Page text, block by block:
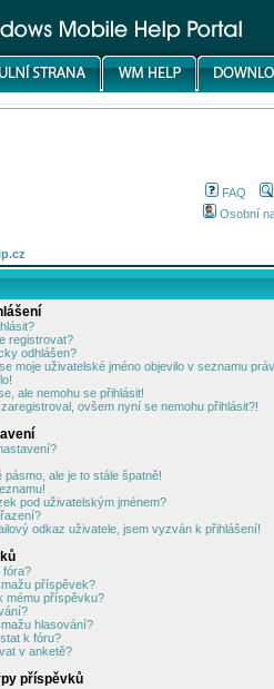
FAQ
Osobní
registrovat?
odhlášen?
moje uživatelské jméno objevilo v seznamu
ale nemohu se přihlásit!
ovšem nyní se nemohu přihlásit?!
pásmo, ale je to stále špatně!
pod uživatelským jménem?
odkaz uživatele, jsem vyzván k přihlášení!
fóra?
příspěvek?
mému příspěvku?
hlasování?
k fóru?
v anketě?
příspěvků